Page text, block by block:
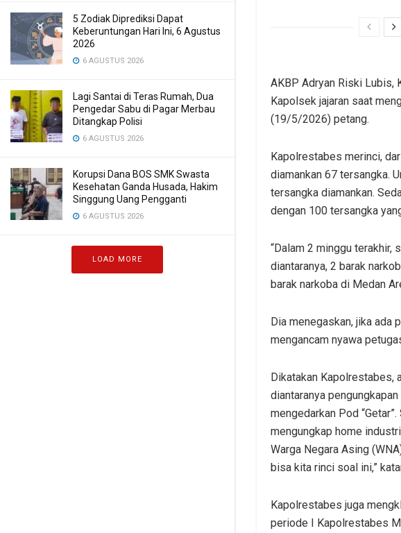
5 Zodiak Diprediksi Dapat
Keberuntungan Hari Ini, 6 Agustus
2026
6 AGUSTUS 2026
Lagi Santai di Teras Rumah, Dua
Pengedar Sabu di Pagar Merbau
Ditangkap Polisi
6 AGUSTUS 2026
Korupsi Dana BOS SMK Swasta
Kesehatan Ganda Husada, Hakim
Singgung Uang Pengganti
6 AGUSTUS 2026
LOAD MORE
AKBP Adryan Riski Lubis,
Kapolsek jajaran saat
(19/5/2026) petang.
Kapolrestabes merinci,
diamankan 67 tersangka.
tersangka diamankan.
dengan 100 tersangka
“Dalam 2 minggu terakhir,
diantaranya, 2 barak
barak narkoba di Medan
Dia menegaskan, jika ada
mengancam nyawa
Dikatakan Kapolrestabes,
diantaranya
mengedarkan Pod
mengungkap home
Warga Negara Asing
bisa kita rinci soal ini,”
Kapolrestabes juga
periode I Kapolrestabes